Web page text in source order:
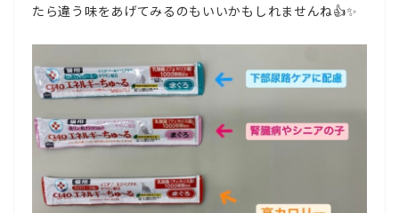
たら違う味をあげてみるのもいいかもしれませんね👍✨